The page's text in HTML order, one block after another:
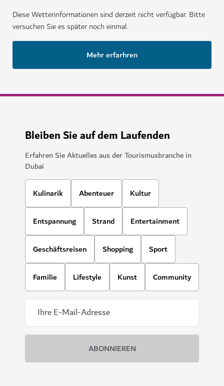
Diese Wetterinformationen sind derzeit nicht verfügbar. Bitte
versuchen Sie es später noch einmal.
Mehr erfarhren
Bleiben Sie auf dem Laufenden
Erfahren Sie Aktuelles aus der Tourismusbranche in
Dubai
Kulinarik Abenteuer Kultur
Entspannung Strand Entertainment
Geschäftsreisen Shopping Sport
Familie Lifestyle Kunst Community